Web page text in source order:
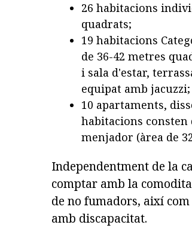
26 habitacions
quadrats;
19 habitacions
de 36-42 metres
i sala d'estar,
equipat amb
10 apartaments,
habitacions
menjador (àrea de
Independentment de la
comptar amb la
de no fumadors, així
amb discapacitat.